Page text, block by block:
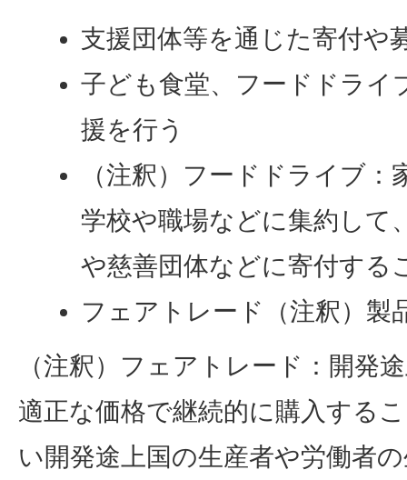
支援団体等を通じた寄付や
子ども食堂、フードドライ
援を行う
（注釈）フードドライブ
学校や職場などに集約して
や慈善団体などに寄付する
フェアトレード（注釈）製
（注釈）フェアトレード：開発
適正な価格で継続的に購入する
い開発途上国の生産者や労働者